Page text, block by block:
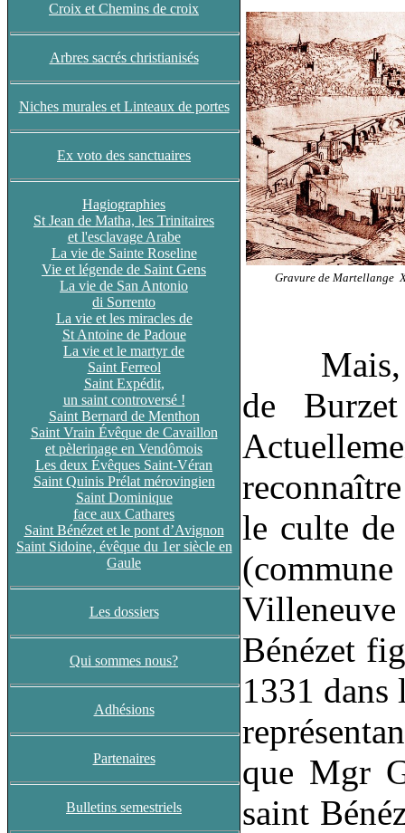
Croix et Chemins de croix
Arbres sacrés christianisés
Niches murales et Linteaux de portes
Ex voto des sanctuaires
Hagiographies
St Jean de Matha, les Trinitaires
et l'esclavage Arabe
La vie de Sainte Roseline
Vie et légende de Saint Gens
La vie de San Antonio
di Sorrento
La vie et les miracles de
St Antoine de Padoue
La vie et le martyr de
Saint Ferreol
Saint Expédit,
un saint controversé !
Saint Bernard de Menthon
Saint Vrain Évêque de Cavaillon
et pèlerinage en Vendômois
Les deux Évêques Saint-Véran
Saint Quinis Prélat mérovingien
Saint Dominique
face aux Cathares
Saint Bénézet et le pont d’Avignon
Saint Sidoine, évêque du 1er siècle en
Gaule
Les dossiers
Qui sommes nous?
Adhésions
Partenaires
Bulletins semestriels
Gravure de Martellange
Mais,
de
le culte de
Bénézet
1331
que Mgr
saint